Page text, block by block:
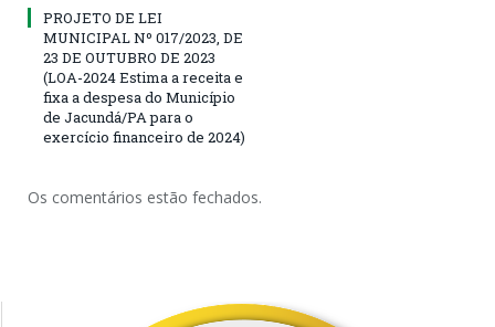
PROJETO DE LEI
MUNICIPAL Nº 017/2023, DE
23 DE OUTUBRO DE 2023
(LOA-2024 Estima a receita e
fixa a despesa do Município
de Jacundá/PA para o
exercício financeiro de 2024)
Os comentários estão fechados.